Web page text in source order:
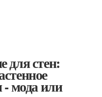
для стен:
мода или